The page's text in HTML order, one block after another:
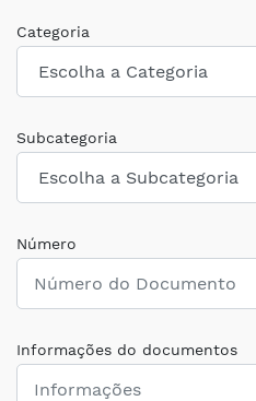
Categoria
Subcategoria
Número
Informações do documentos